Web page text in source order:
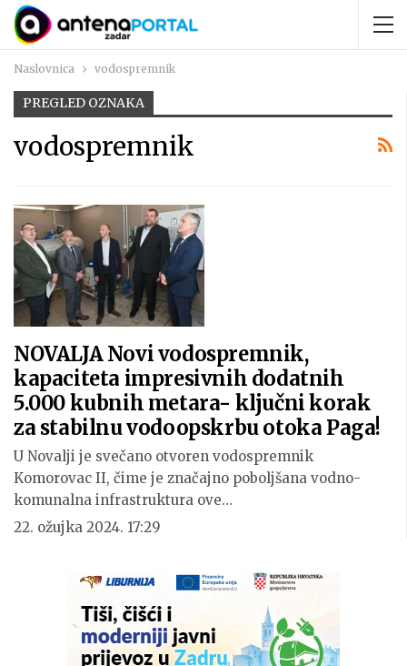
Naslovnica vodospremnik
PREGLED OZNAKA
vodospremnik
NOVALJA Novi vodospremnik,
kapaciteta impresivnih dodatnih
5.000 kubnih metara- ključni korak
za stabilnu vodoopskrbu otoka Paga!
U Novalji je svečano otvoren vodospremnik
Komorovac II, čime je značajno poboljšana vodno-
komunalna infrastruktura ove…
22. ožujka 2024. 17:29